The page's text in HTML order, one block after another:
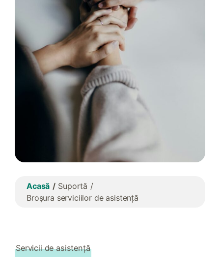
Acasă
Suportă
Broșura serviciilor de asistență
Servicii de asistență